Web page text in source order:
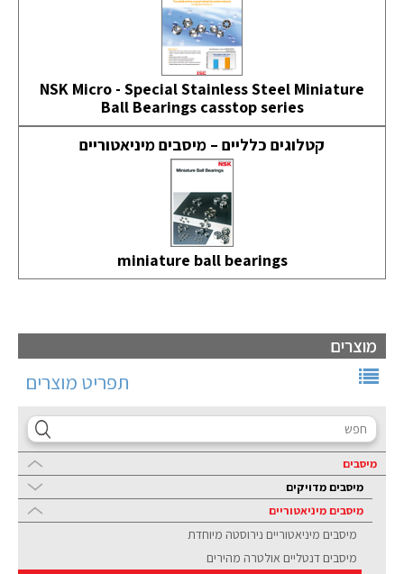
מוצרים
תפריט מוצרים
מיסבים
מיסבים מדויקים
מיסבים מיניאטוריים
מיסבים מיניאטוריים נירוסטה מיוחדת
מיסבים דנטליים אולטרה מהירים
NSK Micro - Special Stainless Steel Miniature
Ball Bearings casstop series
קטלוגים כלליים – מיסבים מיניאטוריים
miniature ball bearings